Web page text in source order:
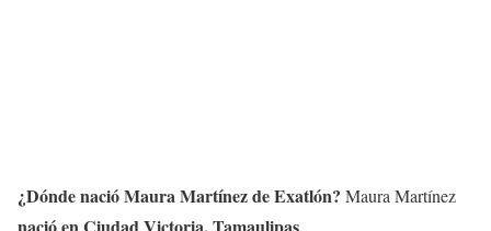
¿Dónde nació Maura Martínez de Exatlón? Maura Martínez
nació en Ciudad Victoria, Tamaulipas